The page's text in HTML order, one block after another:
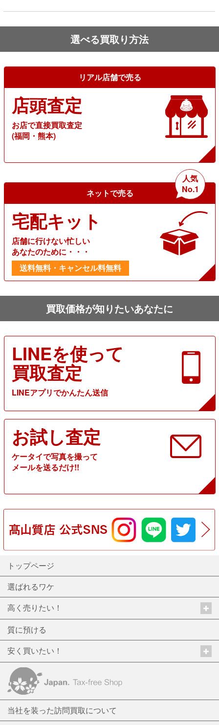
選べる買取り方法
リアル店舗で売る
店頭査定
お店で直接買取査定
(福岡・熊本)
ネットで売る
人気
No.1
宅配キット
店舗に行けない忙しい
あなたのために・・・
送料無料・キャンセル料無料
買取価格が知りたいあなたに
LINEを使って
買取査定
LINEアプリでかんたん送信
お試し査定
ケータイで写真を撮って
メールを送るだけ!!
トップページ
選ばれるワケ
高く売りたい！
質に預ける
安く買いたい！
当社を装った訪問買取について